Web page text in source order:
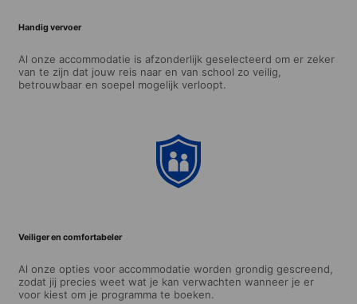
Handig vervoer
Al onze accommodatie is afzonderlijk geselecteerd om er zeker
van te zijn dat jouw reis naar en van school zo veilig,
betrouwbaar en soepel mogelijk verloopt.
Veiliger en comfortabeler
Al onze opties voor accommodatie worden grondig gescreend,
zodat jij precies weet wat je kan verwachten wanneer je er
voor kiest om je programma te boeken.